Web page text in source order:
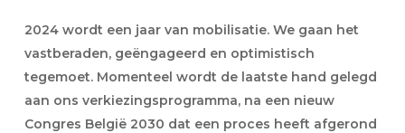
2024 wordt een jaar van mobilisatie. We gaan het
vastberaden, geëngageerd en optimistisch
tegemoet. Momenteel wordt de laatste hand gelegd
aan ons verkiezingsprogramma, na een nieuw
Congres België 2030 dat een proces heeft afgerond